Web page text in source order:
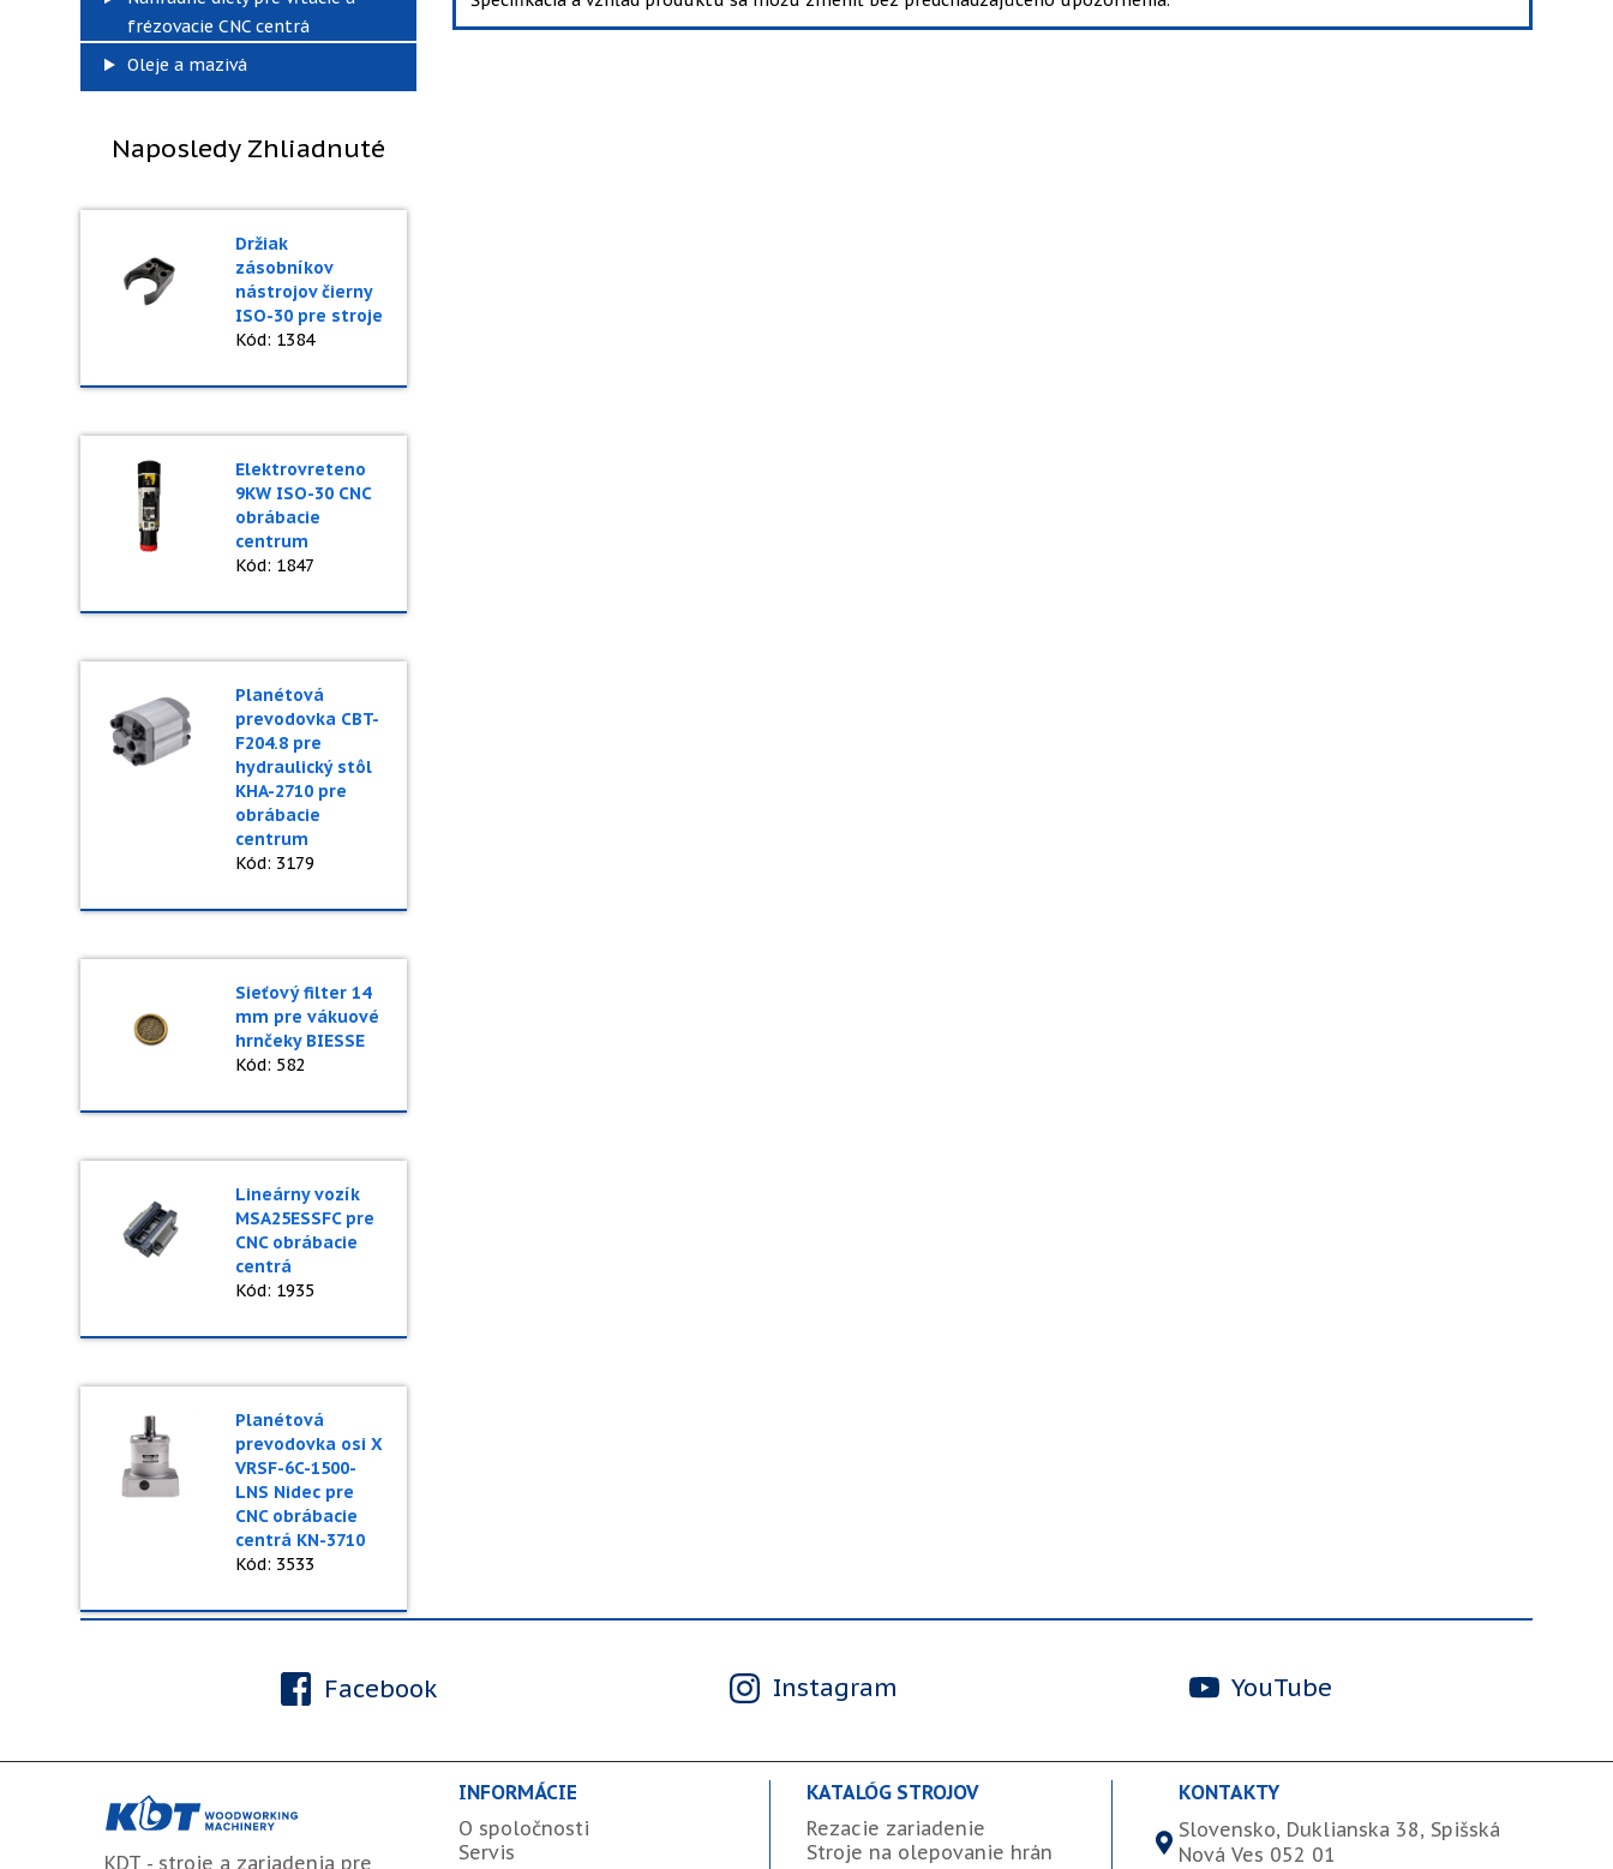
frézovacie CNC centrá
Oleje a mazivá
Naposledy Zhliadnuté
Držiak
zásobníkov
nástrojov čierny
ISO-30 pre stroje
Kód: 1384
Elektrovreteno
9KW ISO-30 CNC
obrábacie
centrum
Kód: 1847
Planétová
prevodovka CBT-
F204.8 pre
hydraulický stôl
KHA-2710 pre
obrábacie
centrum
Kód: 3179
Sieťový filter 14
mm pre vákuové
hrnčeky BIESSE
Kód: 582
Lineárny vozík
MSA25ESSFC pre
CNC obrábacie
centrá
Kód: 1935
Planétová
prevodovka osi X
VRSF-6C-1500-
LNS Nidec pre
CNC obrábacie
centrá KN-3710
Kód: 3533
Facebook Instagram YouTube
KDT - stroje a zariadenia pre
INFORMÁCIE
O spoločnosti
Servis
KATALÓG STROJOV
Rezacie zariadenie
Stroje na olepovanie hrán
KONTAKTY
Slovensko, Duklianska 38, Spišská
Nová Ves 052 01